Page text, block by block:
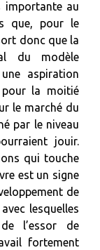
importante au
que, pour le
donc que la
du modèle
aspiration
pour la moitié
le marché du
par le niveau
jouir.
qui touche
est un signe
de
lesquelles
l’essor de
fortement